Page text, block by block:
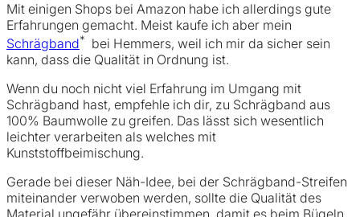
Mit einigen Shops bei Amazon habe ich allerdings gute
Erfahrungen gemacht. Meist kaufe ich aber mein
Schrägband*
bei Hemmers, weil ich mir da sicher sein
kann, dass die Qualität in Ordnung ist.
Wenn du noch nicht viel Erfahrung im Umgang mit
Schrägband hast, empfehle ich dir, zu Schrägband aus
100% Baumwolle zu greifen. Das lässt sich wesentlich
leichter verarbeiten als welches mit
Kunststoffbeimischung.
Gerade bei dieser Näh-Idee, bei der Schrägband-Streifen
miteinander verwoben werden, sollte die Qualität des